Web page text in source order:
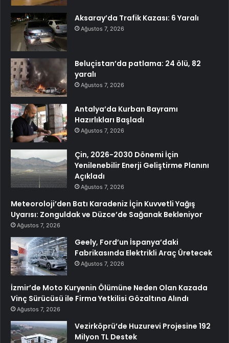
Aksaray’da Trafik Kazası: 6 Yaralı
Ağustos 7, 2026
Beluçistan’da patlama: 24 ölü, 82
yaralı
Ağustos 7, 2026
Antalya’da Kurban Bayramı
Hazırlıkları Başladı
Ağustos 7, 2026
Çin, 2026-2030 Dönemi İçin
Yenilenebilir Enerji Geliştirme Planını
Açıkladı
Ağustos 7, 2026
Meteoroloji’den Batı Karadeniz İçin Kuvvetli Yağış
Uyarısı: Zonguldak ve Düzce’de Sağanak Bekleniyor
Ağustos 7, 2026
Geely, Ford’un İspanya’daki
Fabrikasında Elektrikli Araç Üretecek
Ağustos 7, 2026
İzmir’de Moto Kuryenin Ölümüne Neden Olan Kazada
Vinç Sürücüsü ile Firma Yetkilisi Gözaltına Alındı
Ağustos 7, 2026
Vezirköprü’de Huzurevi Projesine 192
Milyon TL Destek